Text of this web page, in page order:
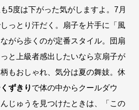
5度は下がった気がしますよ。7月
っとり汗だく。扇子を片手に「風
がら歩くのが定番スタイル。団扇
と上級者感出したいなら京扇子が
もおしゃれ、気分は夏の舞妓。休
くずきり で体の中からクールダウ
じゅうを見つけたときは、「この